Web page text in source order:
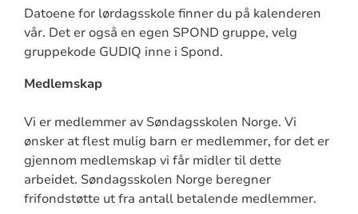
Datoene for lørdagsskole finner du på kalenderen
vår. Det er også en egen SPOND gruppe, velg
gruppekode GUDIQ inne i Spond.
Medlemskap
Vi er medlemmer av Søndagsskolen Norge. Vi
ønsker at flest mulig barn er medlemmer, for det er
gjennom medlemskap vi får midler til dette
arbeidet. Søndagsskolen Norge beregner
frifondstøtte ut fra antall betalende medlemmer.